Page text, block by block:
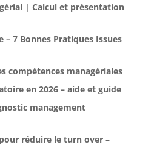
| Calcul et présentation
– 7 Bonnes Pratiques Issues
compétences managériales
en 2026 – aide et guide
management
réduire le turn over –